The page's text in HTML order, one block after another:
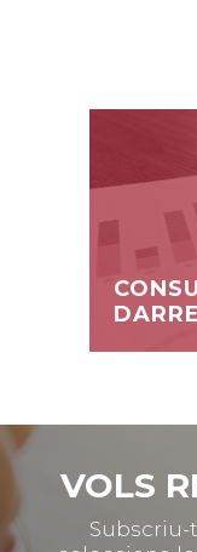
VOLS
Subscriu-